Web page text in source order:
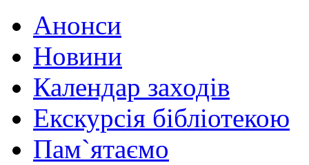
Анонси
Новини
Календар заходів
Екскурсія бібліотекою
Пам`ятаємо